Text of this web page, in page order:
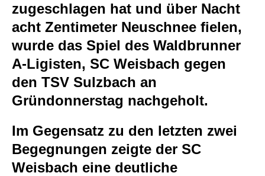
zugeschlagen hat und über Nacht
acht Zentimeter Neuschnee fielen,
wurde das Spiel des Waldbrunner
A-Ligisten, SC Weisbach gegen
den TSV Sulzbach an
Gründonnerstag nachgeholt.
Im Gegensatz zu den letzten zwei
Begegnungen zeigte der SC
Weisbach eine deutliche